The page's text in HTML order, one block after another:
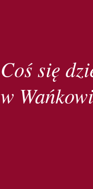
Coś się
w